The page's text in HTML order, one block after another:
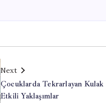
Next
Çocuklarda Tekrarlayan Kulak
Etkili Yaklaşımlar